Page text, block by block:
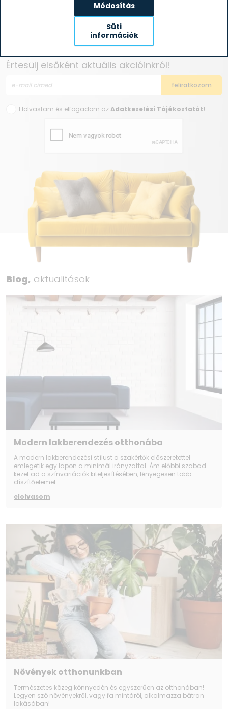
Iratkozz fel hírlevelünkre!
Értesülj elsőként aktuális akcióinkról!
Elolvastam és elfogadom azAdatkezelési Tájékoztatót!
Blog, aktualitások
Modern lakberendezés otthonába
A modern lakberendezési stílust a szakértők előszeretettel
emlegetik egy lapon a minimál irányzattal. Ám előbbi szabad
kezet ad a színvariációk kiteljesítésében, lényegesen több
díszítőelemet...
elolvasom
Növények otthonunkban
Természetes közeg könnyedén és egyszerűen az otthonában!
Legyen szó növényekről, vagy fa mintáról, alkalmazza bátran
lakásában!
Módosítás
Süti
információk